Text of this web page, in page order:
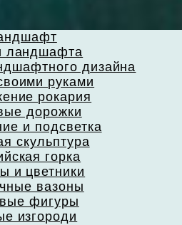
ландшафта
дизайна
руками
рокария
дорожки
и подсветка
скульптура
горка
и цветники
вазоны
фигуры
изгороди